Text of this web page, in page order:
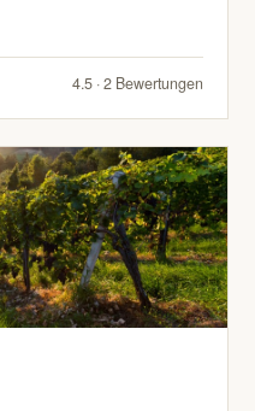
4.5 · 2 Bewertungen